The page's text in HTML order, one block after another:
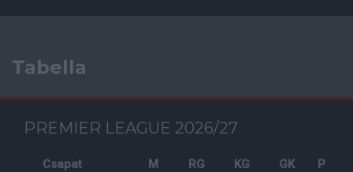
Tabella
PREMIER LEAGUE 2026/27
Csapat M RG KG GK P